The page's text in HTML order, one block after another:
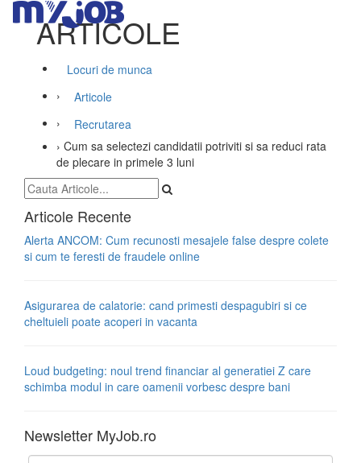
ARTICOLE
Locuri de munca
›
Articole
›
Recrutarea
› Cum sa selectezi candidatii potriviti si sa reduci rata
de plecare in primele 3 luni
Articole Recente
Alerta ANCOM: Cum recunosti mesajele false despre colete
si cum te feresti de fraudele online
Asigurarea de calatorie: cand primesti despagubiri si ce
cheltuieli poate acoperi in vacanta
Loud budgeting: noul trend financiar al generatiei Z care
schimba modul in care oamenii vorbesc despre bani
Newsletter MyJob.ro